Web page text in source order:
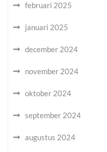
februari 2025
januari 2025
december 2024
november 2024
oktober 2024
september 2024
augustus 2024